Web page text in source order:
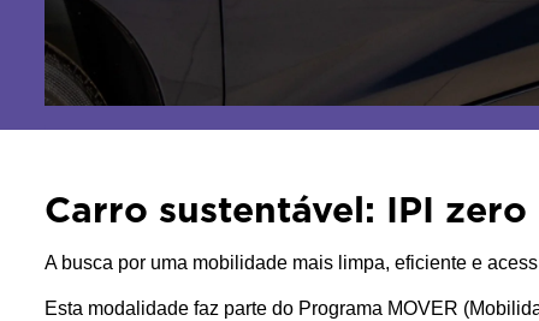
Carro sustentável: IPI
A busca por uma mobilidade mais limpa, eficiente e
Esta modalidade faz parte do Programa MOVER